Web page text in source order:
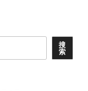
搜
索